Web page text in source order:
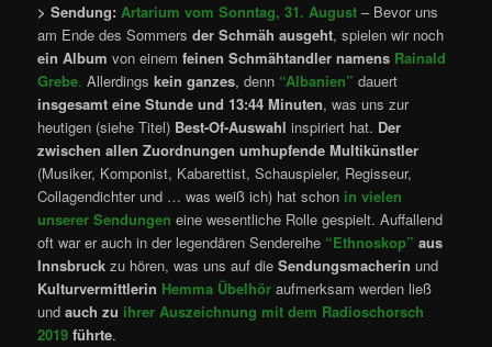
> Sendung:Artarium vom Sonntag, 31. August – Bevor uns
am Ende des Sommersder Schmäh ausgeht, spielen wir noch
ein Album von einemfeinen Schmähtandler namens Rainald
Grebe. Allerdingskein ganzes, denn “Albanien” dauert
insgesamt eine Stunde und 13:44 Minuten, was uns zur
heutigen (siehe Titel) Best-Of-Auswahl inspiriert hat. Der
zwischen allen Zuordnungen umhupfende Multikünstler
(Musiker, Komponist, Kabarettist, Schauspieler, Regisseur,
Collagendichter und … was weiß ich) hat schon in vielen
unserer Sendungen eine wesentliche Rolle gespielt. Auffallend
oft war er auch in der legendären Sendereihe “Ethnoskop” aus
Innsbruck zu hören, was uns auf dieSendungsmacherin und
Kulturvermittlerin Hemma Übelhör aufmerksam werden ließ
undauch zu ihrer Auszeichnung mit dem Radioschorsch
2019 führte.